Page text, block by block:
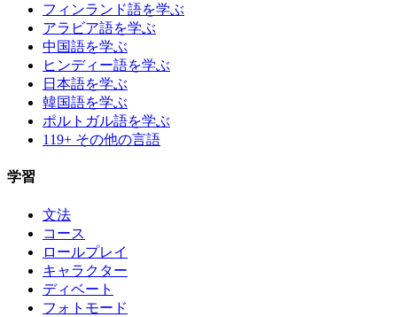
フィンランド語を学ぶ
アラビア語を学ぶ
中国語を学ぶ
ヒンディー語を学ぶ
日本語を学ぶ
韓国語を学ぶ
ポルトガル語を学ぶ
119+ その他の言語
学習
文法
コース
ロールプレイ
キャラクター
ディベート
フォトモード